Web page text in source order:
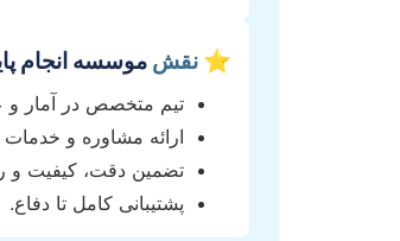
⭐ نقش موسسه انجام
تیم متخصص در آمار و
ارائه مشاوره و
تضمین دقت، کیفیت و
پشتیبانی کامل تا دفاع.